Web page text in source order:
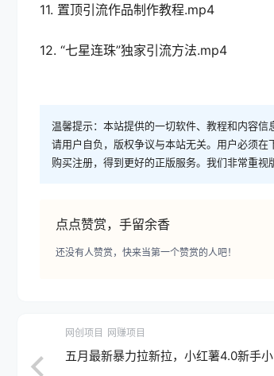
11. 置顶引流作品制作教程.mp4
12. “七星连珠”独家引流方法.mp4
温馨提示：本站提供的一切软件、教程和内容
请用户自负，版权争议与本站无关。用户必须在
购买注册，得到更好的正版服务。我们非常重视
点点赞赏，手留余香
还没有人赞赏，快来当第一个赞赏的人吧！
网创项目 网赚项目
五月最新暴力拉新拉，小红薯4.0新手